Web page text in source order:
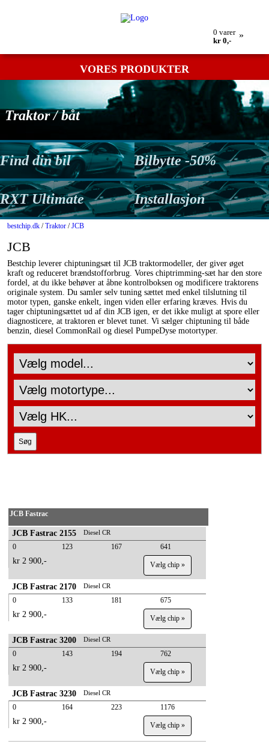
0 varer
kr 0,-
»
VORES PRODUKTER
Traktor / båt
Find din bil Bilbytte -50%
RXT Ultimate Installasjon
bestchip.dk /Traktor /JCB
JCB
Bestchip leverer chiptuningsæt til JCB traktormodeller, der giver øget
kraft og reduceret brændstofforbrug. Vores chiptrimming-sæt har den store
fordel, at du ikke behøver at åbne kontrolboksen og modificere traktorens
originale system. Du samler selv tuning sættet med enkel tilslutning til
motor typen, ganske enkelt, ingen viden eller erfaring kræves. Hvis du
tager chiptuningsættet ud af din JCB igen, er det ikke muligt at spore eller
diagnosticere, at traktoren er blevet tunet. Vi sælger chiptuning til både
benzin, diesel CommonRail og diesel PumpeDyse motortyper.
JCB Fastrac
JCB Fastrac 2155 Diesel CR
0 123 167 641
kr 2 900,- Vælg chip »
JCB Fastrac 2170 Diesel CR
0 133 181 675
kr 2 900,- Vælg chip »
JCB Fastrac 3200 Diesel CR
0 143 194 762
kr 2 900,- Vælg chip »
JCB Fastrac 3230 Diesel CR
0 164 223 1176
kr 2 900,- Vælg chip »